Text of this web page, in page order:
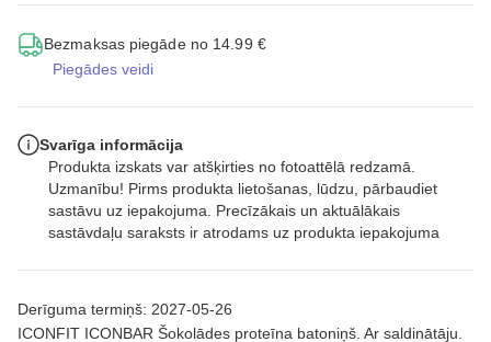
Bezmaksas piegāde no 14.99 €
Piegādes veidi
Derīguma termiņš: 2027-05-26
ICONFIT ICONBAR Šokolādes proteīna batoniņš. Ar saldinātāju.
Svarīga informācija
Produkta izskats var atšķirties no fotoattēlā redzamā.
Uzmanību! Pirms produkta lietošanas, lūdzu, pārbaudiet
sastāvu uz iepakojuma. Precīzākais un aktuālākais
sastāvdaļu saraksts ir atrodams uz produkta iepakojuma